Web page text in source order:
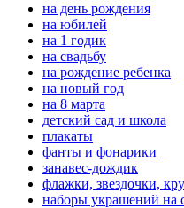
на день рождения
на юбилей
на 1 годик
на свадьбу
на рождение ребенка
на новый год
на 8 марта
детский сад и школа
плакаты
фанты и фонарики
занавес-дождик
флажки, звездочки,
наборы украшений на